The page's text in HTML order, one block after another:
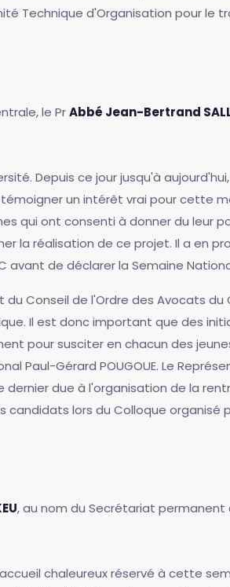
Technique d'Organisation pour le
le PrAbbé Jean-Bertrand
Depuis ce jour jusqu'à
un intérêt vrai pour cette
qui ont consenti à donner du leur
la réalisation de ce projet. Il a en
de déclarer la Semaine
du Conseil de l'Ordre des Avocats
Il est donc important que des
pour susciter en chacun des
Paul-Gérard POUGOUE. Le
due à l'organisation de la
lors du Colloque organisé
, au nom du Secrétariat permanent
chaleureux réservé à cette